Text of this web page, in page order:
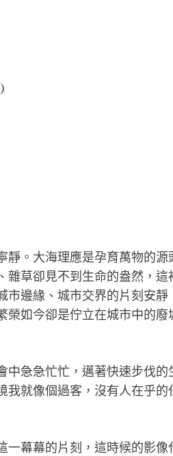
靜。大海理應是孕育萬物的
雜草卻見不到生命的盎然，這
市邊緣、城市交界的片刻安靜
榮如今卻是佇立在城市中的
中急急忙忙，邁著快速步伐
我就像個過客，沒有人在乎的
一幕幕的片刻，這時候的影